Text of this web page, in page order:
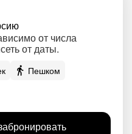
от числа
от даты.
Пешком